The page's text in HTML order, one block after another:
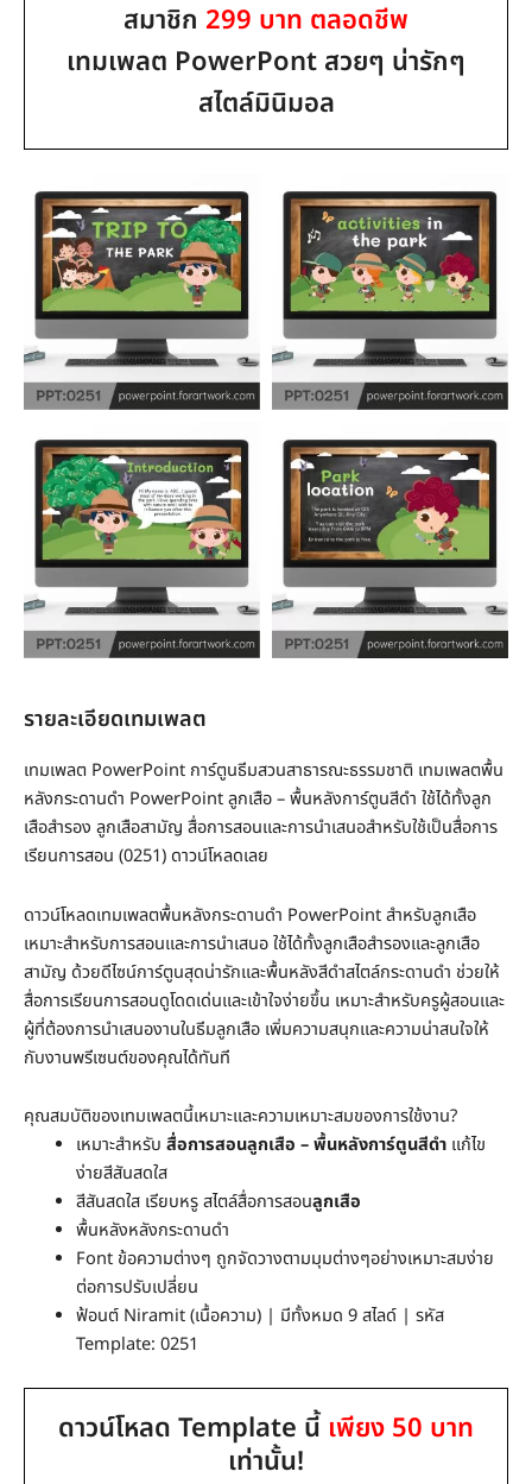
สมาชิก 299 บาท ตลอดชีพ
เทมเพลต PowerPont สวยๆ น่ารักๆ
สไตล์มินิมอล
รายละเอียดเทมเพลต
เทมเพลต PowerPoint การ์ตูนธีมสวนสาธารณะธรรมชาติ เทมเพลตพื้น
หลังกระดานดำ PowerPoint ลูกเสือ – พื้นหลังการ์ตูนสีดำ ใช้ได้ทั้งลูก
เสือสำรอง ลูกเสือสามัญ สื่อการสอนและการนำเสนอสำหรับใช้เป็นสื่อการ
เรียนการสอน (0251) ดาวน์โหลดเลย
ดาวน์โหลดเทมเพลตพื้นหลังกระดานดำ PowerPoint สำหรับลูกเสือ
เหมาะสำหรับการสอนและการนำเสนอ ใช้ได้ทั้งลูกเสือสำรองและลูกเสือ
สามัญ ด้วยดีไซน์การ์ตูนสุดน่ารักและพื้นหลังสีดำสไตล์กระดานดำ ช่วยให้
สื่อการเรียนการสอนดูโดดเด่นและเข้าใจง่ายขึ้น เหมาะสำหรับครูผู้สอนและ
ผู้ที่ต้องการนำเสนองานในธีมลูกเสือ เพิ่มความสนุกและความน่าสนใจให้
กับงานพรีเซนต์ของคุณได้ทันที
คุณสมบัติของเทมเพลตนี้เหมาะและความเหมาะสมของการใช้งาน?
เหมาะสำหรับ สื่อการสอนลูกเสือ – พื้นหลังการ์ตูนสีดำแก้ไข
ง่ายสีสันสดใส
สีสันสดใส เรียบหรู สไตล์สื่อการสอนลูกเสือ
พื้นหลังหลังกระดานดำ
Font ข้อความต่างๆ ถูกจัดวางตามมุมต่างๆอย่างเหมาะสมง่าย
ต่อการปรับเปลี่ยน
ฟ้อนต์ Niramit (เนื้อความ) | มีทั้งหมด 9 สไลด์ | รหัส
Template: 0251
ดาวน์โหลด Template นี้ เพียง 50 บาท
เท่านั้น!